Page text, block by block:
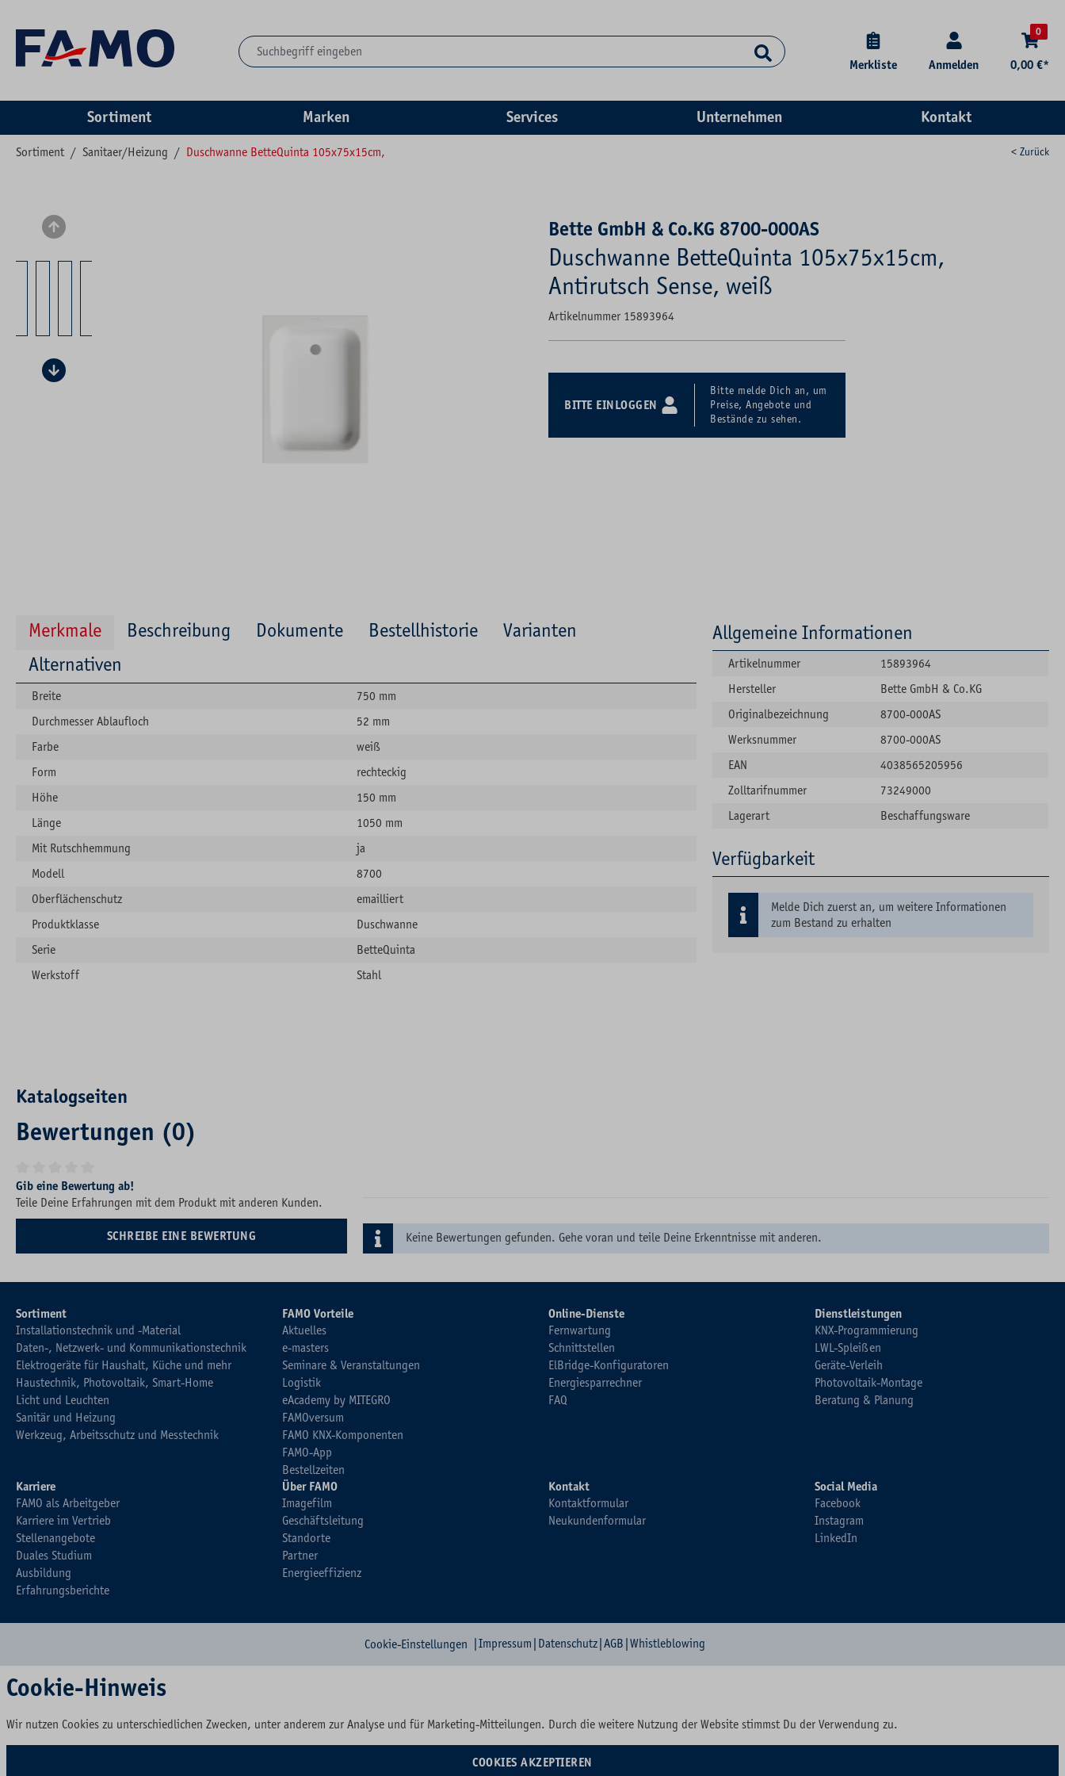
Merkliste Anmelden
0
0,00 €*
Sortiment Marken Services Unternehmen Kontakt
Sortiment / Sanitaer/Heizung / Duschwanne BetteQuinta 105x75x15cm, < Zurück
Bildergalerie überspringen Bette GmbH & Co.KG 8700-000AS
Duschwanne BetteQuinta 105x75x15cm,
Antirutsch Sense, weiß
Artikelnummer 15893964
BITTE EINLOGGEN
Bitte melde Dich an, um
Preise, Angebote und
Bestände zu sehen.
Merkmale Beschreibung Dokumente Bestellhistorie
Varianten
Alternativen
Breite
750 mm
Durchmesser Ablaufloch
52 mm
Farbe
weiß
Form
rechteckig
Höhe
150 mm
Länge
1050 mm
Mit Rutschhemmung
ja
Modell
8700
Oberflächenschutz
emailliert
Produktklasse
Duschwanne
Serie
BetteQuinta
Werkstoff
Stahl
Allgemeine Informationen
Artikelnummer
15893964
Hersteller
Bette GmbH & Co.KG
Originalbezeichnung
8700-000AS
Werksnummer
8700-000AS
EAN
4038565205956
Zolltarifnummer
73249000
Lagerart
Beschaffungsware
Verfügbarkeit
Melde Dich zuerst an, um weitere Informationen
zum Bestand zu erhalten
Katalogseiten
Bewertungen (0)
Durchschnittliche Bewertung von 0 von 5 Sternen
Gib eine Bewertung ab!
Teile Deine Erfahrungen mit dem Produkt mit anderen Kunden.
SCHREIBE EINE BEWERTUNG Keine Bewertungen gefunden. Gehe voran und teile Deine Erkenntnisse mit anderen.
Sortiment
Installationstechnik und -Material
Daten-, Netzwerk- und Kommunikationstechnik
Elektrogeräte für Haushalt, Küche und mehr
Haustechnik, Photovoltaik, Smart-Home
Licht und Leuchten
Sanitär und Heizung
Werkzeug, Arbeitsschutz und Messtechnik
FAMO Vorteile
Aktuelles
e-masters
Seminare & Veranstaltungen
Logistik
eAcademy by MITEGRO
FAMOversum
FAMO KNX-Komponenten
FAMO-App
Bestellzeiten
Online-Dienste
Fernwartung
Schnittstellen
ElBridge-Konfiguratoren
Energiesparrechner
FAQ
Dienstleistungen
KNX-Programmierung
LWL-Spleißen
Geräte-Verleih
Photovoltaik-Montage
Beratung & Planung
Karriere
FAMO als Arbeitgeber
Karriere im Vertrieb
Stellenangebote
Duales Studium
Ausbildung
Erfahrungsberichte
Über FAMO
Imagefilm
Geschäftsleitung
Standorte
Partner
Energieeffizienz
Kontakt
Kontaktformular
Neukundenformular
Social Media
Facebook
Instagram
LinkedIn
Cookie-Einstellungen Impressum Datenschutz AGB Whistleblowing
Cookie-Hinweis
Wir nutzen Cookies zu unterschiedlichen Zwecken, unter anderem zur Analyse und für Marketing-Mitteilungen. Durch die weitere Nutzung der Website stimmst Du der Verwendung zu.
COOKIES AKZEPTIEREN